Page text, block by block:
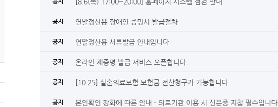
공지 연말정산용 장애인 증명서 발급절차
공지 연말정산용 서류발급 안내입니다
공지 온라인 제증명 발급 서비스 오픈합니다.
공지 [10.25] 실손의료보험 보험금 전산청구가 가능합니다.
공지 본인확인 강화에 따른 안내 - 의료기관 이용 시 신분증 지참 필수입니다.